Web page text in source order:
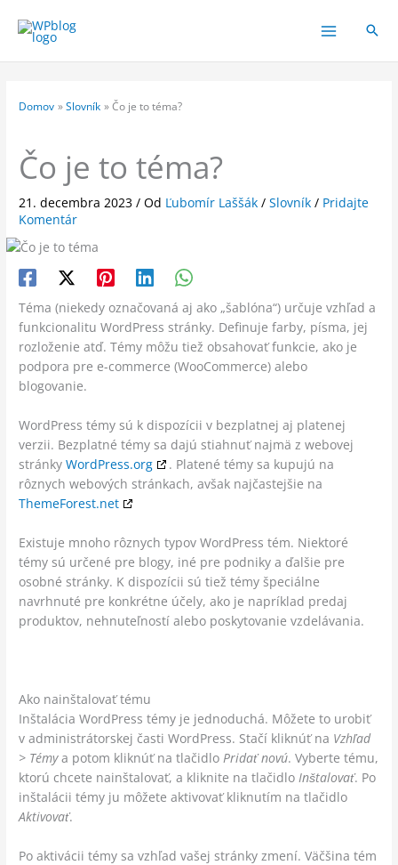
obsah
Domov Slovník Čo je to téma?
Čo je to téma?
21. decembra 2023/ Od Ľubomír Laššák/Slovník / Pridajte
Komentár
Téma (niekedy označovaná aj ako „šablóna“) určuje vzhľad a
funkcionalitu WordPress stránky. Definuje farby, písma, jej
rozloženie atď.Témy môžu tiež obsahovať funkcie, ako je
podpora pre e-commerce (WooCommerce) alebo
blogovanie.
WordPress témy sú k dispozícii v bezplatnej aj platenej
verzii. Bezplatné témy sa dajú stiahnuť najmä z webovej
stránkyWordPress.org
. Platené témy sa kupujú na
rôznych webových stránkach, avšak najčastejšie na
ThemeForest.net
Existuje mnoho rôznych typov WordPress tém. Niektoré
témy sú určené pre blogy, iné pre podniky a ďalšie pre
osobné stránky. K dispozícii sú tiež témy špeciálne
navrhnuté pre konkrétne účely, ako je napríklad predaj
produktov, nehnuteľností alebo poskytovanie vzdelávania.
Ako nainštalovať tému
Inštalácia WordPress témy je jednoduchá. Môžete to urobiť
v administrátorskej časti WordPress. Stačí kliknúť na Vzhľad
> Témya potom kliknúť na tlačidloPridať novú. Vyberte tému,
ktorú chcete nainštalovať, a kliknite na tlačidloInštalovať. Po
inštalácii témy ju môžete aktivovať kliknutím na tlačidlo
Aktivovať.
Po aktivácii témy sa vzhľad vašej stránky zmení. Väčšina tém